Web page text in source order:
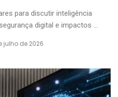
para discutir inteligência
digital e impactos ...
julho de 2026